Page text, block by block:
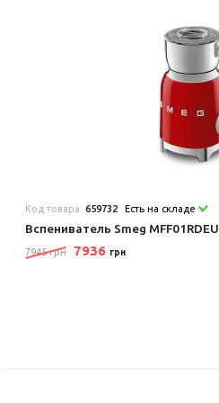
Код товара:659732 Есть на складе
Вспениватель Smeg MFF01RDEU
7945 грн 7936 грн